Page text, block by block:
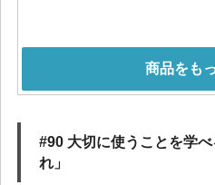
#90 大切に使うことを学
れ」